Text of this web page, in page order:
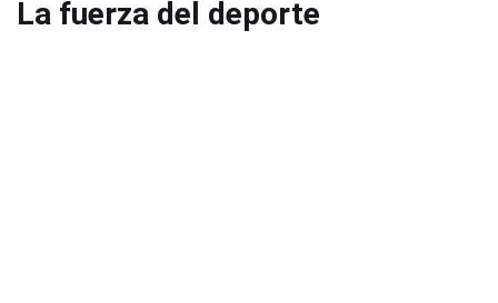
La fuerza del deporte